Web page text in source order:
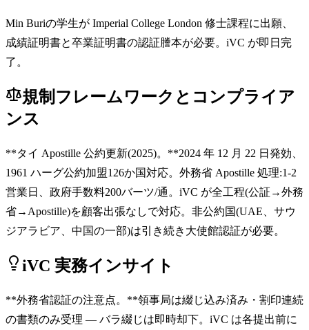
Min Buriの学生が Imperial College London 修士課程に出願、
成績証明書と卒業証明書の認証謄本が必要。iVC が即日完
了。
規制フレームワークとコンプライア
ンス
**タイ Apostille 公約更新(2025)。**2024 年 12 月 22 日発効、
1961 ハーグ公約加盟126か国対応。外務省 Apostille 処理:1-2
営業日、政府手数料200バーツ/通。iVC が全工程(公証→外務
省→Apostille)を顧客出張なしで対応。非公約国(UAE、サウ
ジアラビア、中国の一部)は引き続き大使館認証が必要。
iVC 実務インサイト
**外務省認証の注意点。**領事局は綴じ込み済み・割印連続
の書類のみ受理 — バラ綴じは即時却下。iVC は各提出前に